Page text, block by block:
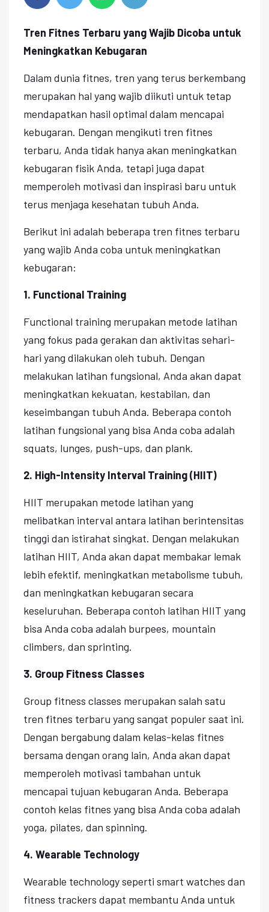
Tren Fitnes Terbaru yang Wajib Dicoba untuk
Meningkatkan Kebugaran
Dalam dunia fitnes, tren yang terus berkembang
merupakan hal yang wajib diikuti untuk tetap
mendapatkan hasil optimal dalam mencapai
kebugaran. Dengan mengikuti tren fitnes
terbaru, Anda tidak hanya akan meningkatkan
kebugaran fisik Anda, tetapi juga dapat
memperoleh motivasi dan inspirasi baru untuk
terus menjaga kesehatan tubuh Anda.
Berikut ini adalah beberapa tren fitnes terbaru
yang wajib Anda coba untuk meningkatkan
kebugaran:
1. Functional Training
Functional training merupakan metode latihan
yang fokus pada gerakan dan aktivitas sehari-
hari yang dilakukan oleh tubuh. Dengan
melakukan latihan fungsional, Anda akan dapat
meningkatkan kekuatan, kestabilan, dan
keseimbangan tubuh Anda. Beberapa contoh
latihan fungsional yang bisa Anda coba adalah
squats, lunges, push-ups, dan plank.
2. High-Intensity Interval Training (HIIT)
HIIT merupakan metode latihan yang
melibatkan interval antara latihan berintensitas
tinggi dan istirahat singkat. Dengan melakukan
latihan HIIT, Anda akan dapat membakar lemak
lebih efektif, meningkatkan metabolisme tubuh,
dan meningkatkan kebugaran secara
keseluruhan. Beberapa contoh latihan HIIT yang
bisa Anda coba adalah burpees, mountain
climbers, dan sprinting.
3. Group Fitness Classes
Group fitness classes merupakan salah satu
tren fitnes terbaru yang sangat populer saat ini.
Dengan bergabung dalam kelas-kelas fitnes
bersama dengan orang lain, Anda akan dapat
memperoleh motivasi tambahan untuk
mencapai tujuan kebugaran Anda. Beberapa
contoh kelas fitnes yang bisa Anda coba adalah
yoga, pilates, dan spinning.
4. Wearable Technology
Wearable technology seperti smart watches dan
fitness trackers dapat membantu Anda untuk